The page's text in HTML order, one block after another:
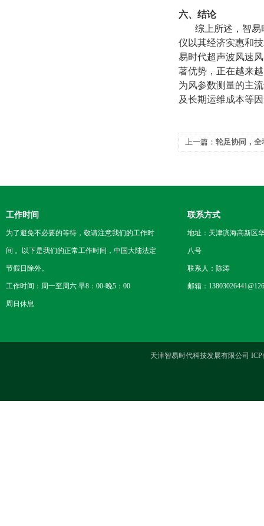
六、结论
综上所述，智
仪以其经济实惠和
易时代超声波风速
著优势，正在越来
为风参数测量的主
及长期运维成本等
上一篇： 轮足协同，全
工作时间
为了避免不必要的等待，敬请注意我们的工作时
间 。以下是我们的正常工作时间，中国大陆法定
节假日除外。
工作时间：周一至周六 早8：00-晚5：00
周日休息
联系方式
地址：天津滨海高新区
八号
联系人：陈涛
邮箱：
天津智易时代科技发展有限公司 ICP